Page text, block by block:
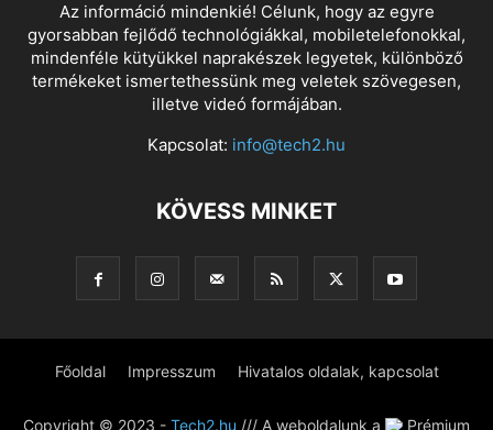
Az információ mindenkié! Célunk, hogy az egyre
gyorsabban fejlődő technológiákkal, mobiletelefonokkal,
mindenféle kütyükkel naprakészek legyetek, különböző
termékeket ismertethessünk meg veletek szövegesen,
illetve videó formájában.
Kapcsolat: info@tech2.hu
KÖVESS MINKET
Főoldal Impresszum Hivatalos oldalak, kapcsolat
Copyright © 2023 - Tech2.hu /// A weboldalunk a Prémium